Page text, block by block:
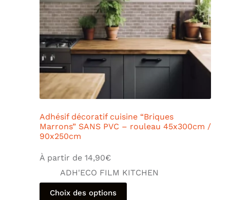
Adhésif décoratif cuisine “Briques
Marrons” SANS PVC – rouleau 45x300cm /
90x250cm
À partir de 14,90€
ADH'ECO FILM KITCHEN
Choix des options